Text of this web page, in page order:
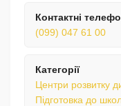
Контактні
(099) 047 61 00
Категорії
Центри розвитку
Підготовка до